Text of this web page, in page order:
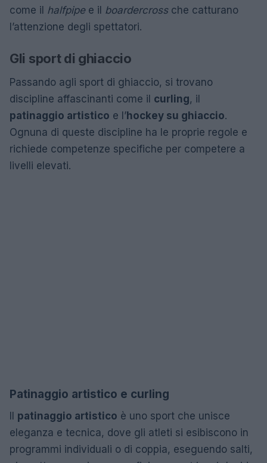
come il halfpipee il boardercrossche catturano
l’attenzione degli spettatori.
Gli sport di ghiaccio
Passando agli sport di ghiaccio, si trovano
discipline affascinanti come il curling, il
patinaggio artistico e l’hockey su ghiaccio.
Ognuna di queste discipline ha le proprie regole e
richiede competenze specifiche per competere a
livelli elevati.
Patinaggio artistico e curling
Il patinaggio artistico è uno sport che unisce
eleganza e tecnica, dove gli atleti si esibiscono in
programmi individuali o di coppia, eseguendo salti,